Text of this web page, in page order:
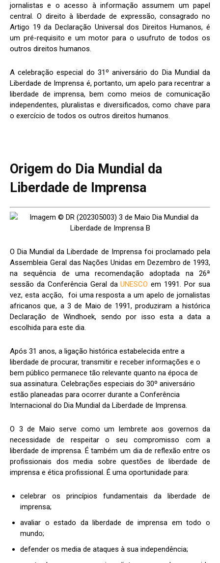
jornalistas e o acesso à informação assumem um papel
central. O direito à liberdade de expressão, consagrado no
Artigo 19 da Declaração Universal dos Direitos Humanos, é
um pré-requisito e um motor para o usufruto de todos os
outros direitos humanos.
A celebração especial do 31º aniversário do Dia Mundial da
Liberdade de Imprensa é, portanto, um apelo para recentrar a
liberdade de imprensa, bem como meios de comunicação
independentes, pluralistas e diversificados, como chave para
o exercício de todos os outros direitos humanos.
Origem do Dia Mundial da
Liberdade de Imprensa
O Dia Mundial da Liberdade de Imprensa foi proclamado pela
Assembleia Geral das Nações Unidas em Dezembro de 1993,
na sequência de uma recomendação adoptada na 26ª
sessão da Conferência Geral daUNESCO em 1991. Por sua
vez, esta acção, foi uma resposta a um apelo de jornalistas
africanos que, a 3 de Maio de 1991, produziram a histórica
Declaração de Windhoek, sendo por isso esta a data a
escolhida para este dia.
Após 31 anos, a ligação histórica estabelecida entre a
liberdade de procurar, transmitir e receber informações e o
bem público permanece tão relevante quanto na época de
sua assinatura. Celebrações especiais do 30º aniversário
estão planeadas para ocorrer durante a Conferência
Internacional do Dia Mundial da Liberdade de Imprensa.
O 3 de Maio serve como um lembrete aos governos da
necessidade de respeitar o seu compromisso com a
liberdade de imprensa. É também um dia de reflexão entre os
profissionais dos media sobre questões de liberdade de
imprensa e ética profissional. É uma oportunidade para:
celebrar os princípios fundamentais da liberdade de
imprensa;
avaliar o estado da liberdade de imprensa em todo o
mundo;
defender os media de ataques à sua independência;